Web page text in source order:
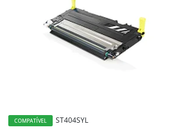
COMPATÍVEL ST404SYL